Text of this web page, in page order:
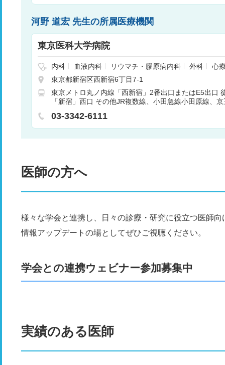
河野 道宏 先生の所属医療機関
東京医科大学病院
内科 血液内科 リウマチ・膠原病内科 外科
心
脳神経外科
呼吸器内科 呼吸器外科
内科
心臓血管外科 小児科
泌尿器科
産婦人科 眼科 耳鼻咽喉科
リハビ
射線科
矯正歯科 歯科口腔外科 麻酔科
乳腺外
尿病内科
代謝内科
東京都新宿区西新宿6丁目7-1
東京メトロ丸ノ内線「西新宿」2番出口またはE5出口
「新宿」西口 その他JR複数線、小田急線小田原線、
03-3342-6111
医師の方へ
様々な学会と連携し、日々の診療・研究に役立つ医師
情報アップデートの場としてぜひご視聴ください。
学会との連携ウェビナー参加募集中
実績のある医師